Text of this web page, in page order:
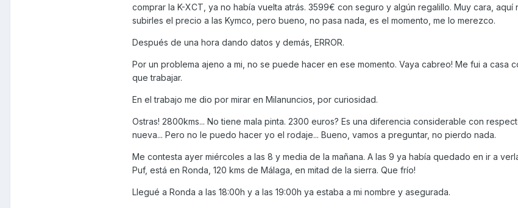
comprar la K-XCT, ya no había vuelta atrás. 3599€ con seguro y algún regalillo. Muy cara, aquí
subirles el precio a las Kymco, pero bueno, no pasa nada, es el momento, me lo merezco.
Después de una hora dando datos y demás, ERROR.
Por un problema ajeno a mi, no se puede hacer en ese momento. Vaya cabreo! Me fui a casa
que trabajar.
En el trabajo me dio por mirar en Milanuncios, por curiosidad.
Ostras! 2800kms... No tiene mala pinta. 2300 euros? Es una diferencia considerable con
nueva... Pero no le puedo hacer yo el rodaje... Bueno, vamos a preguntar, no pierdo nada.
Me contesta ayer miércoles a las 8 y media de la mañana. A las 9 ya había quedado en ir a
Puf, está en Ronda, 120 kms de Málaga, en mitad de la sierra. Que frío!
Llegué a Ronda a las 18:00h y a las 19:00h ya estaba a mi nombre y asegurada.